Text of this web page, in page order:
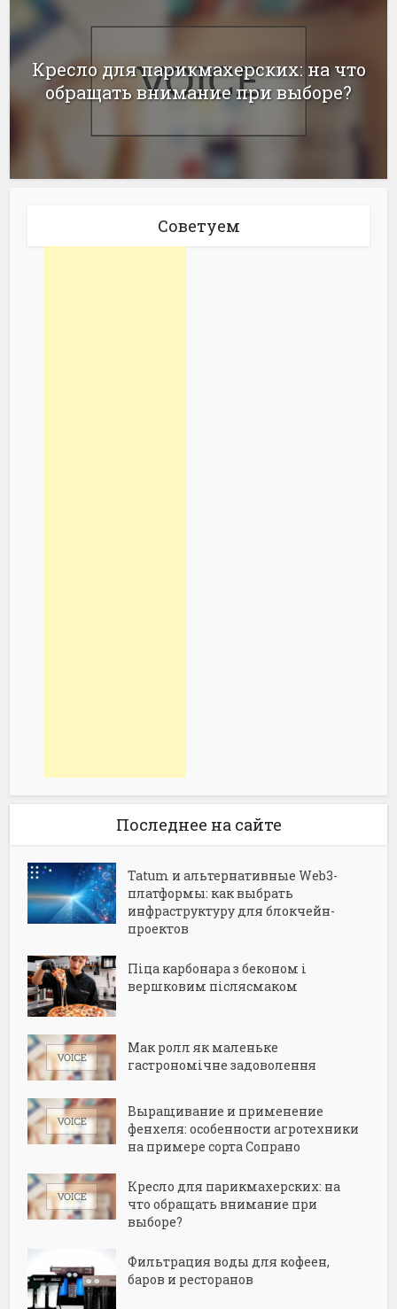
Кресло для парикмахерских: на что
обращать внимание при выборе?
Советуем
Последнее на сайте
Tatum и альтернативные Web3-
платформы: как выбрать
инфраструктуру для блокчейн-
проектов
Піца карбонара з беконом і
вершковим післясмаком
Мак ролл як маленьке
гастрономічне задоволення
Выращивание и применение
фенхеля: особенности агротехники
на примере сорта Сопрано
Кресло для парикмахерских: на
что обращать внимание при
выборе?
Фильтрация воды для кофеен,
баров и ресторанов